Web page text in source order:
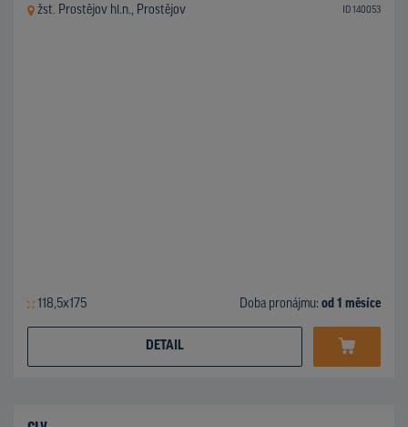
žst. Prostějov hl.n., Prostějov ID 140053
118,5x175 Doba pronájmu: od 1 měsíce
DETAIL